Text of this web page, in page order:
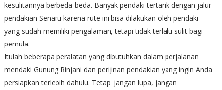
kesulitannya berbeda-beda. Banyak pendaki tertarik dengan jalur
pendakian Senaru karena rute ini bisa dilakukan oleh pendaki
yang sudah memiliki pengalaman, tetapi tidak terlalu sulit bagi
pemula.
Itulah beberapa peralatan yang dibutuhkan dalam perjalanan
mendaki Gunung Rinjani dan perijinan pendakian yang ingin Anda
persiapkan terlebih dahulu. Tetapi jangan lupa, jangan